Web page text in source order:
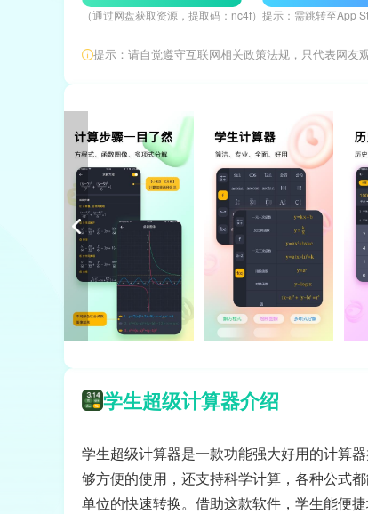
（通过网盘获取资源，提取码：nc4f） 提示：需跳转至App
提示：请自觉遵守互联网相关政策法规，只代表网友
学生超级计算器介绍
学生超级计算器是一款功能强大好用的计算
够方便的使用，还支持科学计算，各种公式
单位的快速转换。借助这款软件，学生能便